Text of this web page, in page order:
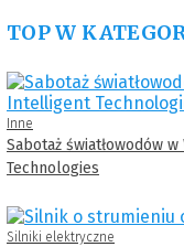
TOP W
Inne
Sabotaż światłowodów
Technologies
Silniki elektryczne